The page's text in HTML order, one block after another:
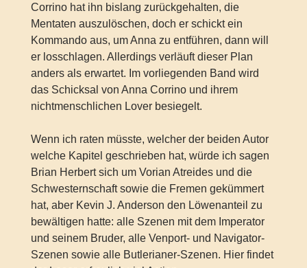
Corrino hat ihn bislang zurückgehalten, die
Mentaten auszulöschen, doch er schickt ein
Kommando aus, um Anna zu entführen, dann will
er losschlagen. Allerdings verläuft dieser Plan
anders als erwartet. Im vorliegenden Band wird
das Schicksal von Anna Corrino und ihrem
nichtmenschlichen Lover besiegelt.
Wenn ich raten müsste, welcher der beiden Autor
welche Kapitel geschrieben hat, würde ich sagen
Brian Herbert sich um Vorian Atreides und die
Schwesternschaft sowie die Fremen gekümmert
hat, aber Kevin J. Anderson den Löwenanteil zu
bewältigen hatte: alle Szenen mit dem Imperator
und seinem Bruder, alle Venport- und Navigator-
Szenen sowie alle Butlerianer-Szenen. Hier findet